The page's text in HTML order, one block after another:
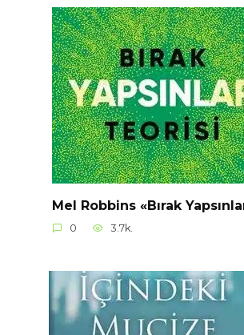
Mel Robbins «Bırak
0 3.7k.